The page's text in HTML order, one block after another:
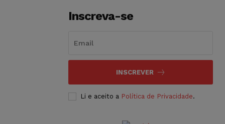
Inscreva-se
INSCREVER
Li e aceito a Política de Privacidade.